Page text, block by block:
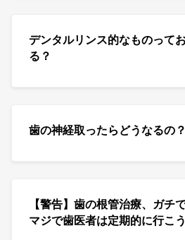
デンタルリンス的なものって
る？
歯の神経取ったらどうなるの？
【警告】歯の根管治療、ガチ
マジで歯医者は定期的に行こ